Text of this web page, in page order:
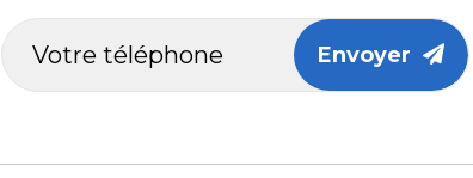
Envoyer